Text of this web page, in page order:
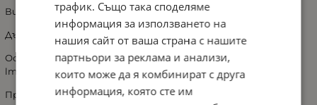
Височина на глобуса, заедно със стойката - 36 см.
Дължина на кабела - 150 см.
Осветителното тяло е енергоспестяващо /2W/E14/160
lm/3000K/.
Предлага се в картонена кутия и е подходящ за подарък.
трафик. Също така споделяме
информация за използването на
нашия сайт от ваша страна с нашите
партньори за реклама и анализи,
които може да я комбинират с друга
информация, която сте им